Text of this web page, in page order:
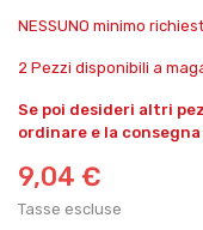
NESSUNO minimo
2 Pezzi disponibili a
Se poi desideri altri
ordinare e la
9,04 €
Tasse escluse